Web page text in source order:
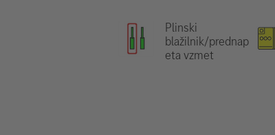
Plinski
blažilnik/prednap
eta vzmet